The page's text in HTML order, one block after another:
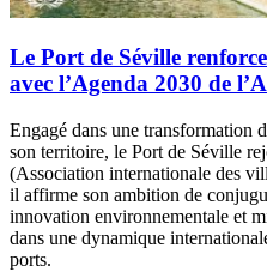
Le Port de Séville
avec l’Agenda 2030 de
Engagé dans une transformation
son territoire, le Port de Séville
(Association internationale des
il affirme son ambition de
innovation environnementale et
dans une dynamique
ports.